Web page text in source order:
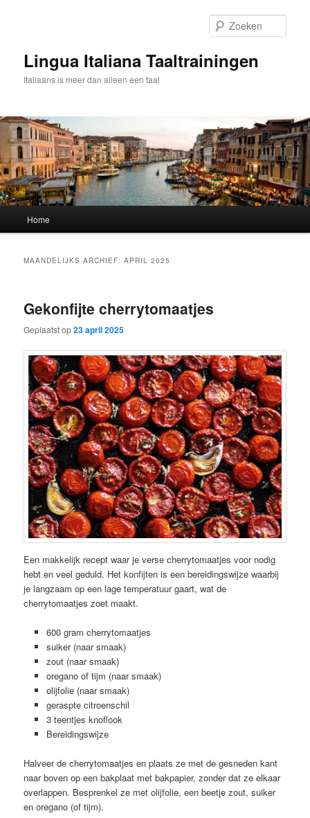
inhoud
inhoudLingua Italiana Taaltrainingen
Italiaans is meer dan alleen een taal
Home
MAANDELIJKS ARCHIEF:APRIL 2025
Gekonfijte cherrytomaatjes
Geplaatst op23 april 2025
Een makkelijk recept waar je verse cherrytomaatjes voor nodig
hebt en veel geduld. Het konfijten is een bereidingswijze waarbij
je langzaam op een lage temperatuur gaart, wat de
cherrytomaatjes zoet maakt.
600 gram cherrytomaatjes
suiker (naar smaak)
zout (naar smaak)
oregano of tijm (naar smaak)
olijfolie (naar smaak)
geraspte citroenschil
3 teentjes knoflook
Bereidingswijze
Halveer de cherrytomaatjes en plaats ze met de gesneden kant
naar boven op een bakplaat met bakpapier, zonder dat ze elkaar
overlappen. Besprenkel ze met olijfolie, een beetje zout, suiker
en oregano (of tijm).